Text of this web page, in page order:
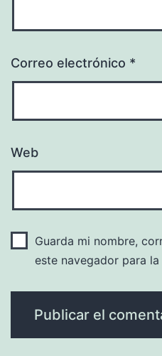
Correo electrónico *
Web
Guarda mi nombre,
este navegador para